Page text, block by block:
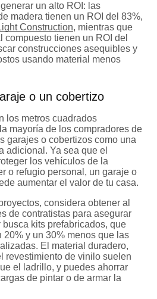
un alto ROI: las
madera tienen un ROI del 83%,
Construction, mientras que
compuesto tienen un ROI del
construcciones asequibles y
usando material menos
o un cobertizo
los metros cuadrados
mayoría de los compradores de
garajes o cobertizos como una
adicional. Ya sea que el
los vehículos de la
o refugio personal, un garaje o
aumentar el valor de tu casa.
considera obtener al
de contratistas para asegurar
kits prefabricados, que
20% y un 30% menos que las
El material duradero,
revestimiento de vinilo suelen
el ladrillo, y puedes ahorrar
de pintar o de armar la